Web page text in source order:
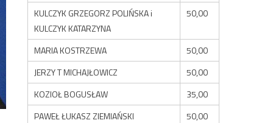
KULCZYK GRZEGORZ POLIŃSKA i
KULCZYK KATARZYNA
50,00
MARIA KOSTRZEWA
50,00
JERZY T MICHAJŁOWICZ
50,00
KOZIOŁ BOGUSŁAW
35,00
PAWEŁ ŁUKASZ ZIEMIAŃSKI
50,00